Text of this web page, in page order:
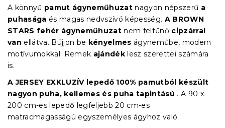
A könnyű pamut ágyneműhuzat nagyon népszerű a
puhasága és magas nedvszívó képesség. A BROWN
STARS fehér ágyneműhuzat nem feltűnő cipzárral
van ellátva. Bújjon be kényelmes ágyneműbe, modern
motívumokkal. Remek ajándék lesz szerettei számára
is.
A JERSEY EXKLUZÍV lepedő 100% pamutból készült
nagyon puha, kellemes és puha tapintású . A 90 x
200 cm-es lepedő legfeljebb 20 cm-es
matracmagasságú egyszemélyes ágyhoz való.